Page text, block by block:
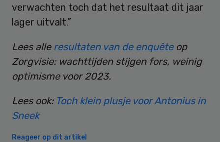
verwachten toch dat het resultaat dit jaar
lager uitvalt.”
Lees alle resultaten van de enquête op
Zorgvisie: wachttijden stijgen fors, weinig
optimisme voor 2023.
Lees ook: Toch klein plusje voor Antonius in
Sneek
Reageer op dit artikel